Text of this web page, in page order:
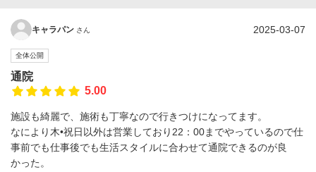
キャラパン さん 2025-03-07
全体公開
通院
5.00
施設も綺麗で、施術も丁寧なので行きつけになってます。
なにより木•祝日以外は営業しており22：00までやっているので仕
事前でも仕事後でも生活スタイルに合わせて通院できるのが良
かった。